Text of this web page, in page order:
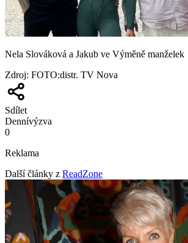
Nela Slováková a Jakub ve Výměně manželek
Zdroj: FOTO:distr. TV Nova
Sdílet
Dennívýzva
0
Reklama
Další články z ReadZone